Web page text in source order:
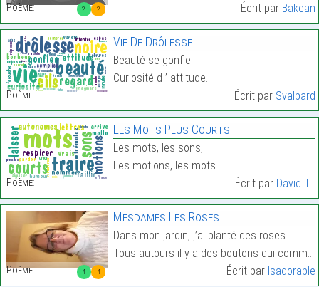
2 2
Poème:
Écrit par Bakean
Poème:
Vie De Drôlesse
Beauté se gonfle
Curiosité d ’ attitude…
Écrit par Svalbard
Poème:
Les Mots Plus Courts !
Les mots, les sons,
Les motions, les mots…
Écrit par David T...
4 4
Poème:
Mesdames Les Roses
Dans mon jardin, j’ai planté des roses
Tous autours il y a des boutons qui commencent à s…
Écrit par Isadorable